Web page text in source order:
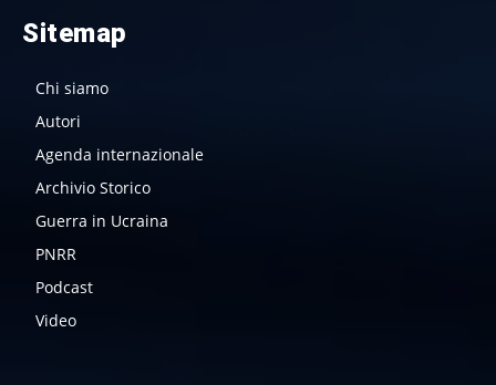
Sitemap
Chi siamo
Autori
Agenda internazionale
Archivio Storico
Guerra in Ucraina
PNRR
Podcast
Video